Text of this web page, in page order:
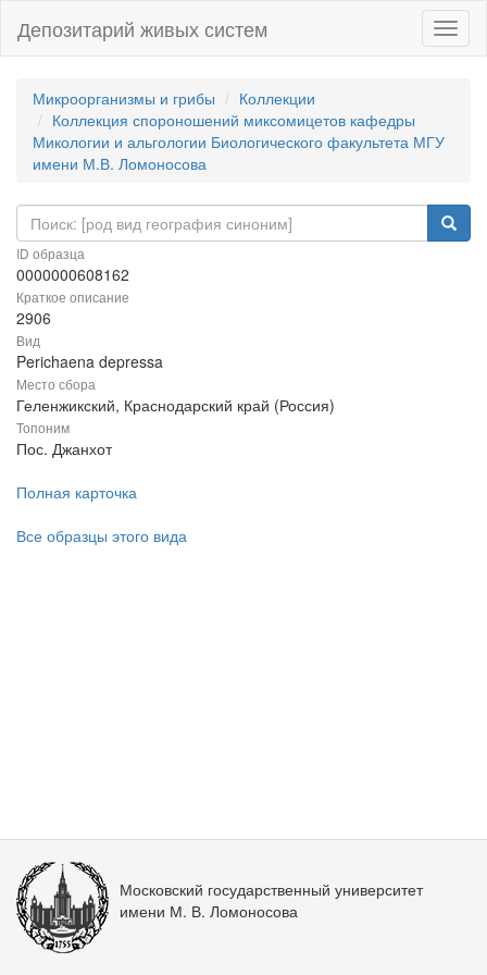
Депозитарий живых систем
Микроорганизмы и грибы
Коллекции
Коллекция спороношений миксомицетов кафедры
Микологии и альгологии Биологического факультета МГУ
имени М.В. Ломоносова
ID образца
0000000608162
Краткое описание
2906
Вид
Perichaena depressa
Место сбора
Геленжикский, Краснодарский край (Россия)
Топоним
Пос. Джанхот
Полная карточка
Все образцы этого вида
Московский государственный университет
имени М. В. Ломоносова